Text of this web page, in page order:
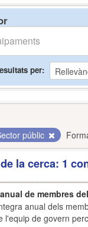
per
públic
la cerca: 1
de membres
anual dels
l'equip de govern